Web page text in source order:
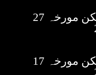
روزنامہ مسکن مورخہ 27
روزنامہ مسکن مورخہ 17